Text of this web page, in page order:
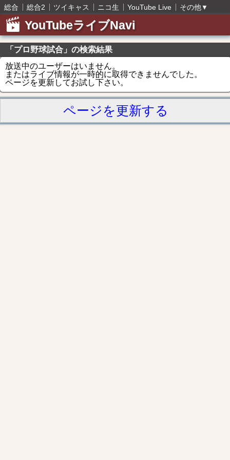
総合 総合2 ツイキャス ニコ生 YouTube Live その他▼
YouTubeライブNavi
「プロ野球試合」の検索結果
放送中のユーザーはいません。
またはライブ情報が一時的に取得できませんでした。
ページを更新してお試し下さい。
ページを更新する